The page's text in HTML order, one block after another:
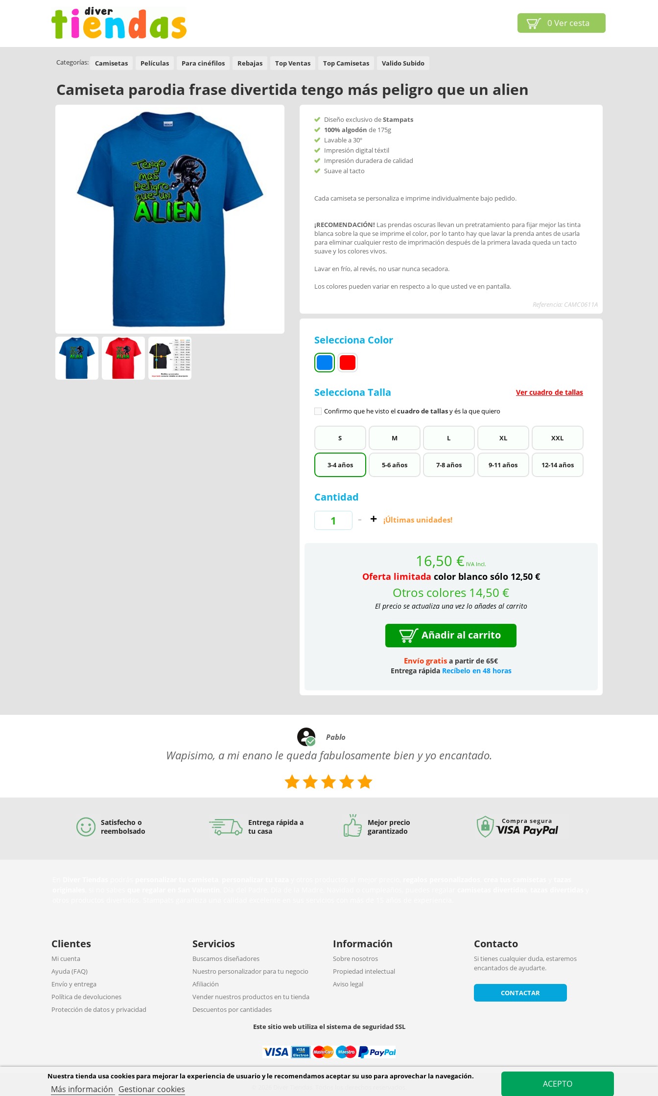
0 Ver cesta
Nuestra tienda usa cookies para mejorar la experiencia de usuario y le recomendamos aceptar su uso para aprovechar la navegación.
Más información Gestionar cookies ACEPTO
Categorías: Camisetas Películas Para cinéfilos Rebajas Top Ventas Top Camisetas Valido Subido
Camiseta parodia frase divertida tengo más peligro que un alien
Diseño exclusivo deStampats
100% algodón de 175g
Lavable a 30º
Impresión digital téxtil
Impresión duradera de calidad
Suave al tacto
Cada camiseta se personaliza e imprime individualmente bajo pedido.
¡RECOMENDACIÓN! Las prendas oscuras llevan un pretratamiento para fijar mejor las tinta
blanca sobre la que se imprime el color, por lo tanto hay que lavar la prenda antes de usarla
para eliminar cualquier resto de imprimación después de la primera lavada queda un tacto
suave y los colores vivos.
Lavar en frío, al revés, no usar nunca secadora.
Los colores pueden variar en respecto a lo que usted ve en pantalla.
Referencia: CAMC0611A
Selecciona Color
Selecciona Talla Ver cuadro de tallas
Confirmo que he visto elcuadro de tallasy és la que quiero
S M L XL XXL
3-4 años 5-6 años 7-8 años 9-11 años 12-14 años
Cantidad
¡Últimas unidades!
16,50 € IVA Incl.
Oferta limitada color blanco sólo 12,50 €
Otros colores 14,50 €
El precio se actualiza una vez lo añades al carrito
Añadir al carrito
Envío gratis a partir de 65€
Entrega rápida Recíbelo en 48 horas
Pablo
Wapisimo, a mi enano le queda fabulosamente bien y yo encantado.
Satisfecho o
reembolsado
Entrega rápida a
tu casa
Mejor precio
garantizado
Clientes
Mi cuenta
Ayuda (FAQ)
Envío y entrega
Política de devoluciones
Protección de datos y privacidad
Servicios
Buscamos diseñadores
Nuestro personalizador para tu negocio
Afiliación
Vender nuestros productos en tu tienda
Descuentos por cantidades
Información
Sobre nosotros
Propiedad intelectual
Aviso legal
Contacto
Si tienes cualquier duda, estaremos
encantados de ayudarte.
CONTACTAR
Este sitio web utiliza el sistema de seguridad SSL